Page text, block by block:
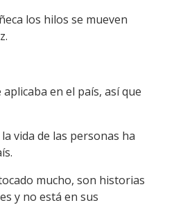
los hilos se mueven
en el país, así que
vida de las personas ha
mucho, son historias
y no está en sus